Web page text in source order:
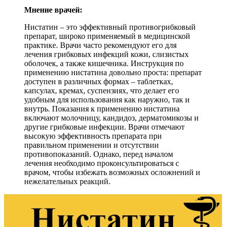
Мнение врачей:
Нистатин – это эффективный противогрибковый
препарат, широко применяемый в медицинской
практике. Врачи часто рекомендуют его для
лечения грибковых инфекций кожи, слизистых
оболочек, а также кишечника. Инструкция по
применению нистатина довольно проста: препарат
доступен в различных формах – таблетках,
капсулах, кремах, суспензиях, что делает его
удобным для использования как наружно, так и
внутрь. Показания к применению нистатина
включают молочницу, кандидоз, дерматомикозы и
другие грибковые инфекции. Врачи отмечают
высокую эффективность препарата при
правильном применении и отсутствии
противопоказаний. Однако, перед началом
лечения необходимо проконсультироваться с
врачом, чтобы избежать возможных осложнений и
нежелательных реакций.